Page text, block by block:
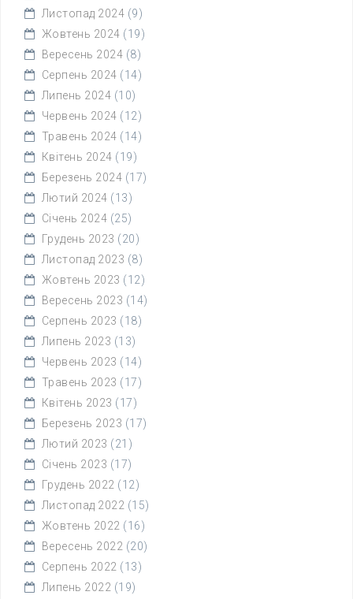
Листопад 2024 (9)
Жовтень 2024 (19)
Вересень 2024 (8)
Серпень 2024 (14)
Липень 2024 (10)
Червень 2024 (12)
Травень 2024 (14)
Квітень 2024 (19)
Березень 2024 (17)
Лютий 2024 (13)
Січень 2024 (25)
Грудень 2023 (20)
Листопад 2023 (8)
Жовтень 2023 (12)
Вересень 2023 (14)
Серпень 2023 (18)
Липень 2023 (13)
Червень 2023 (14)
Травень 2023 (17)
Квітень 2023 (17)
Березень 2023 (17)
Лютий 2023 (21)
Січень 2023 (17)
Грудень 2022 (12)
Листопад 2022 (15)
Жовтень 2022 (16)
Вересень 2022 (20)
Серпень 2022 (13)
Липень 2022 (19)